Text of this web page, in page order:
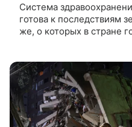
Система
готова к последствиям
же, о которых в стране